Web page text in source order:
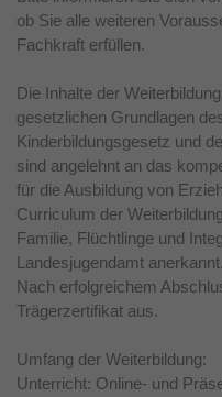
ob Sie alle weiteren
Fachkraft erfüllen.
Die Inhalte der
gesetzlichen Grundlagen
Kinderbildungsgesetz und
sind angelehnt an das
für die Ausbildung von
Curriculum der
Familie, Flüchtlinge und
Landesjugendamt anerkannt.
Nach erfolgreichem
Trägerzertifikat aus.
Umfang der Weiterbildung:
Unterricht: Online- und